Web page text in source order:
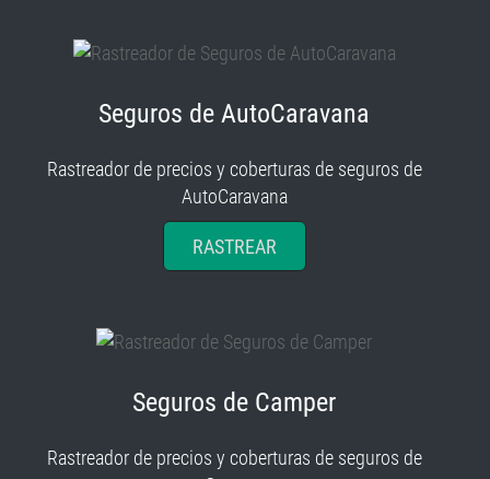
Seguros de AutoCaravana
Rastreador de precios y coberturas de seguros de
AutoCaravana
RASTREAR
Seguros de Camper
Rastreador de precios y coberturas de seguros de